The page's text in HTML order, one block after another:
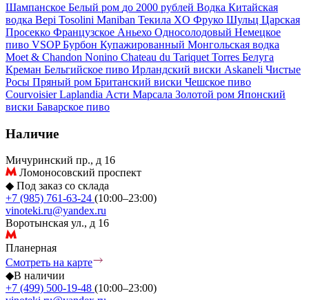
Шампанское Белый ром до 2000 рублей Водка Китайская
водка Bepi Tosolini Maniban Текила XO Фруко Шульц Царская
Просекко Французское Аньехо Односолодовый Немецкое
пиво VSOPБурбон Купажированный Монгольская водка
Moet & Chandon Nonino Chateau du Tariquet Torres Белуга
Креман Бельгийское пиво Ирландский виски Askaneli Чистые
Росы Пряный ром Британский виски Чешское пиво
CourvoisierLaplandia Асти Марсала Золотой ром Японский
виски Баварское пиво
Наличие
Мичуринский пр., д 16
Ломоносовский проспект
◆ Под заказ со склада
+7 (985) 761-63-24 (10:00–23:00)
vinoteki.ru@yandex.ru
Воротынская ул., д 16
Планерная
Смотреть на карте
◆В наличии
+7 (499) 500-19-48 (10:00–23:00)